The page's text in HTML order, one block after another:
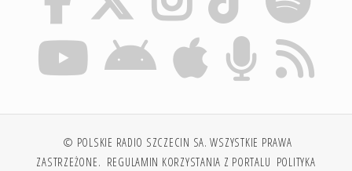
© POLSKIE RADIO SZCZECIN SA. WSZYSTKIE PRAWA
ZASTRZEŻONE. REGULAMIN KORZYSTANIA Z PORTALU POLITYKA